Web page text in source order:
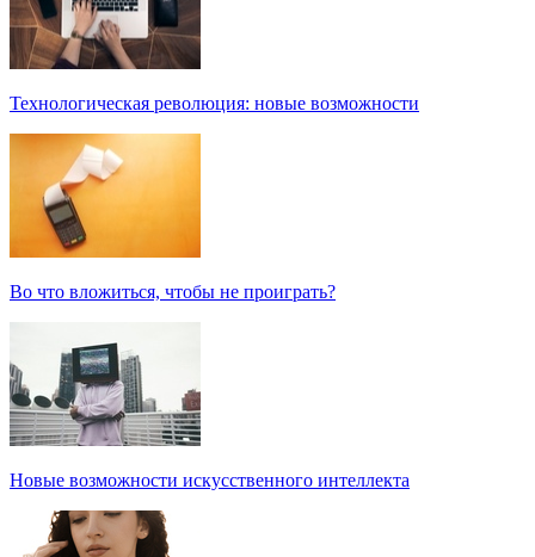
Технологическая революция: новые возможности
Во что вложиться, чтобы не проиграть?
Новые возможности искусственного интеллекта